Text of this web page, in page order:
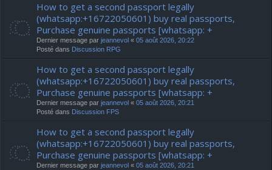
How to get a second passport legally
(whatsapp:+16722050601) buy real passports,
Purchase genuine passports [whatsapp: +
Dernier message par jeannevol « 05 août 2026, 20:22
Posté dans Discussion RPG
How to get a second passport legally
(whatsapp:+16722050601) buy real passports,
Purchase genuine passports [whatsapp: +
Dernier message par jeannevol « 05 août 2026, 20:21
Posté dans Discussion FPS
How to get a second passport legally
(whatsapp:+16722050601) buy real passports,
Purchase genuine passports [whatsapp: +
Dernier message par jeannevol « 05 août 2026, 20:21